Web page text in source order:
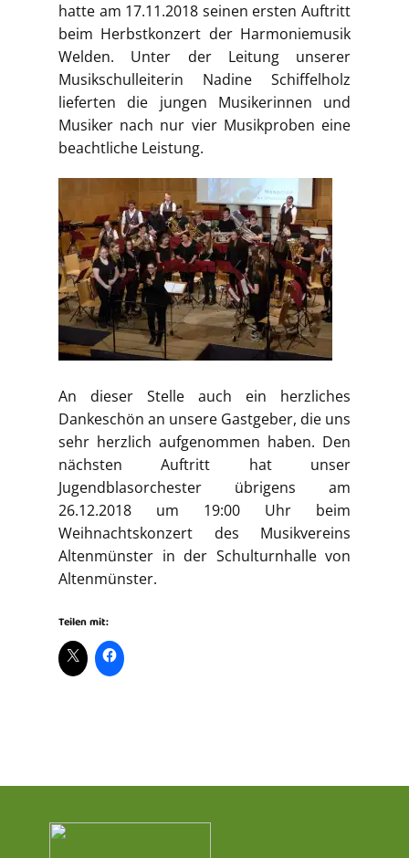
hatte am 17.11.2018 seinen ersten Auftritt
beim Herbstkonzert der Harmoniemusik
Welden. Unter der Leitung unserer
Musikschulleiterin Nadine Schiffelholz
lieferten die jungen Musikerinnen und
Musiker nach nur vier Musikproben eine
beachtliche Leistung.
An dieser Stelle auch ein herzliches
Dankeschön an unsere Gastgeber, die uns
sehr herzlich aufgenommen haben. Den
nächsten Auftritt hat unser
Jugendblasorchester übrigens am
26.12.2018 um 19:00 Uhr beim
Weihnachtskonzert des Musikvereins
Altenmünster in der Schulturnhalle von
Altenmünster.
Teilen mit: